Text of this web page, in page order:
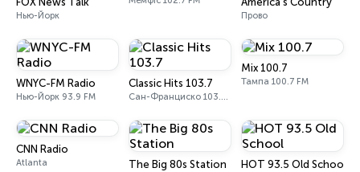
Нью-Йорк Прово
WNYC-FM Radio
Нью-Йорк 93.9 FM
Classic Hits 103.7
Сан-Франциско 103.7 FM
Mix 100.7
Тампа 100.7 FM
CNN Radio
Atlanta The Big 80s Station HOT 93.5 Old School